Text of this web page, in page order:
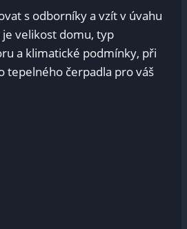
s odborníky a vzít‍ v⁣ úvahu
velikost domu, typ
a klimatické ⁣podmínky, při
tepelného čerpadla pro váš